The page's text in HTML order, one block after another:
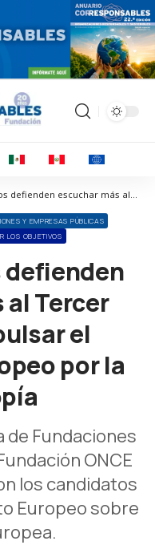
Corresponsables > Noticias > Eurodiputados defienden escuchar más al Tercer Sector e impulsar el manifiesto europeo por la filantropía
Y EMPRESAS PÚBLICAS
LOS OBJETIVOS
al Tercer
el
por la
de Fundaciones
ONCE
los candidatos
Europeo sobre